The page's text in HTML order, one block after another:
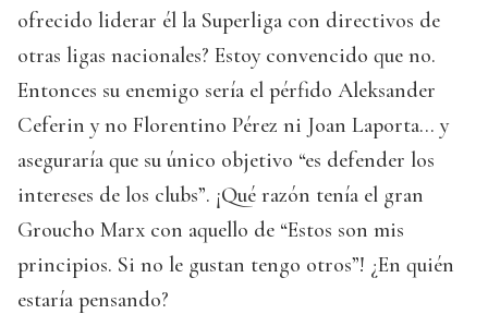
ofrecido liderar él la Superliga con directivos de
otras ligas nacionales? Estoy convencido que no.
Entonces su enemigo sería el pérfido Aleksander
Ceferin y no Florentino Pérez ni Joan Laporta... y
aseguraría que su único objetivo “es defender los
intereses de los clubs”. ¡Qué razón tenía el gran
Groucho Marx con aquello de “Estos son mis
principios. Si no le gustan tengo otros”! ¿En quién
estaría pensando?